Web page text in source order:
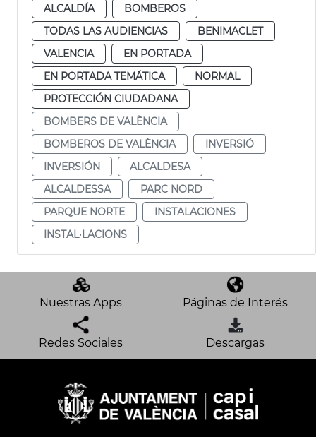
ALCALDÍA
BOMBEROS
TODAS LAS AUDIENCIAS
BENIMACLET
VALENCIA
EN PORTADA
EN PORTADA TEMÁTICA
NORMAL
PROTECCIÓN CIUDADANA
BOMBERS DE VALÈNCIA
BOMBEROS DE VALÈNCIA
INVERSIÓ
INVERSIÓN
ALCALDESA
ALCALDESSA
PARC NORD
PARQUE NORTE
INSTALACIONES
INSTAL·LACIONS
Nuestras Apps Páginas de Interés
Redes Sociales Descargas